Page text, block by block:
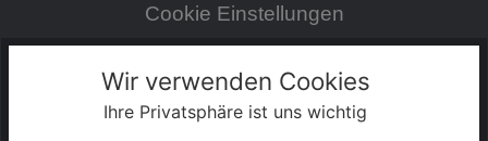
Cookie Einstellungen
Zahlung & Versand
0% Finanzierung
Wir verwenden Cookies
Ihre Privatsphäre ist uns wichtig